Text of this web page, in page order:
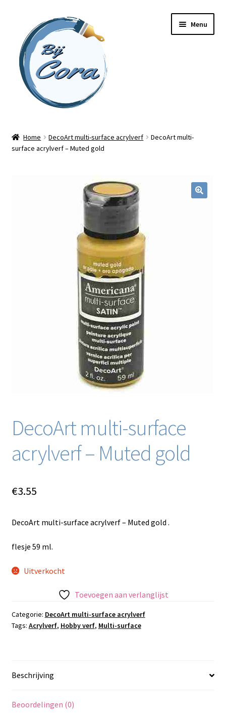
naar
navigatie
inhoud
Menu
Workshops
Blog / DIY / Tutorials
Home DecoArt multi-surface acrylverf
DecoArt multi-
surface acrylverf – Muted gold
DecoArt multi-surface
acrylverf – Muted gold
€3.55
DecoArt multi-surface acrylverf – Muted gold .
flesje 59 ml.
Uitverkocht
Toevoegen aan verlanglijst
Categorie: DecoArt multi-surface acrylverf
Tags: Acrylverf, Hobby verf, Multi-surface
Beschrijving
Beoordelingen (0)